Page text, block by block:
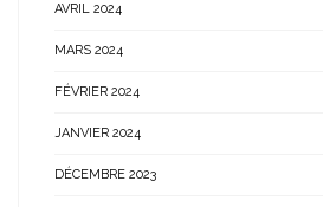
AVRIL 2024
MARS 2024
FÉVRIER 2024
JANVIER 2024
DÉCEMBRE 2023